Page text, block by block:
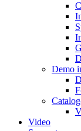
Demo
Video